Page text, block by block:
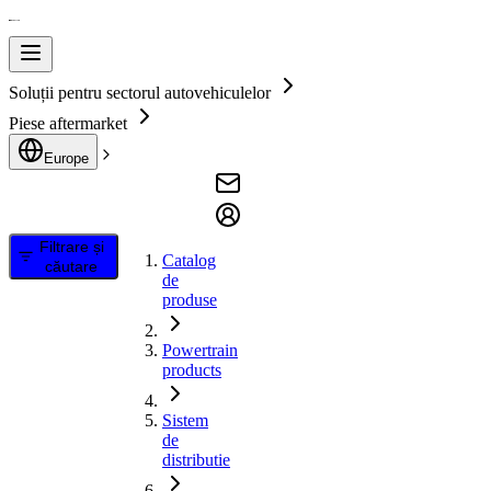
Soluții pentru sectorul autovehiculelor
Piese aftermarket
Europe
Filtrare și
căutare
Catalog
de
produse
Powertrain
products
Sistem
de
distributie